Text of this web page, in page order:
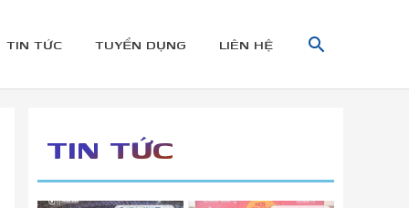
TIN TỨC TUYỂN DỤNG LIÊN HỆ
TÌM
TIN TỨC